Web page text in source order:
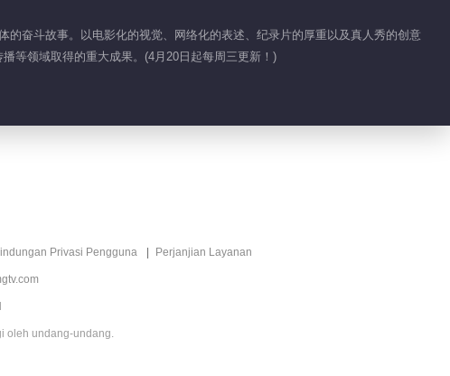
itu
社会探索纪实类节目
奋斗故事。以电影化的视觉、网络化的表述、纪录片的厚重以及真人秀的创意
等领域取得的重大成果。(4月20日起每周三更新！)
Privasi Pengguna Perjanjian Layanan
oleh undang-undang.